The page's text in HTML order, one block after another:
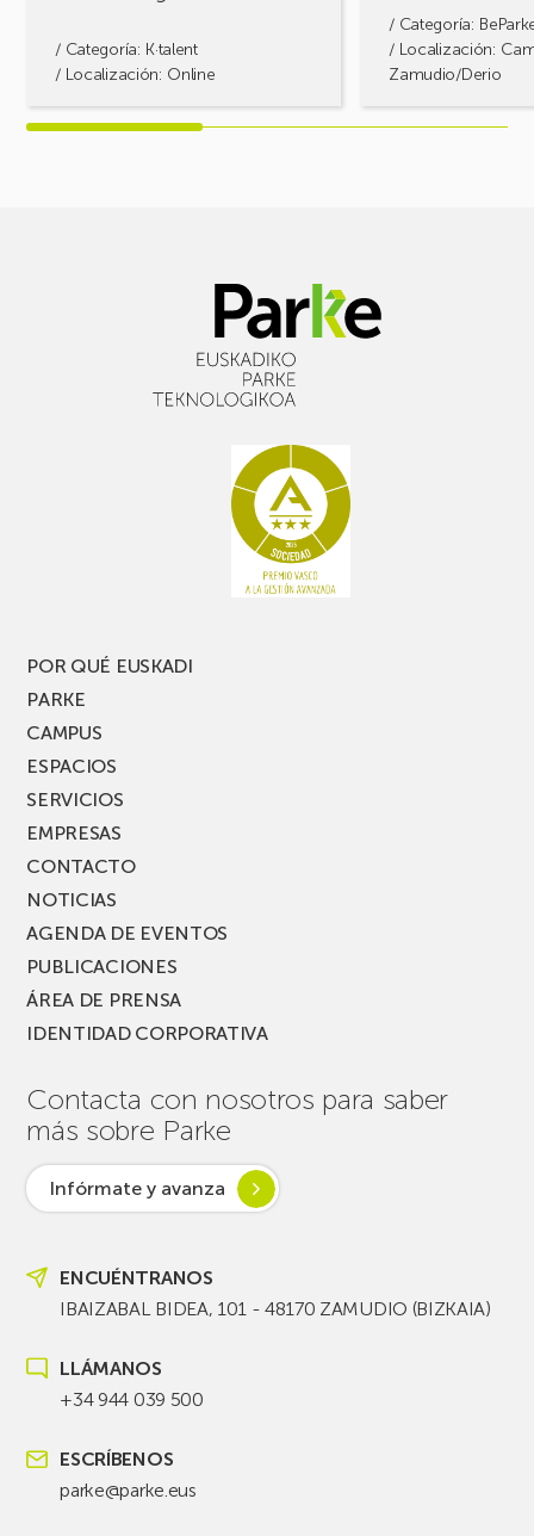
/ Categoría: K·talent
/ Localización: Online
/ Categoría:
/ Localización:
Zamudio/Derio
POR QUÉ EUSKADI
PARKE
CAMPUS
ESPACIOS
SERVICIOS
EMPRESAS
CONTACTO
NOTICIAS
AGENDA DE EVENTOS
PUBLICACIONES
ÁREA DE PRENSA
IDENTIDAD CORPORATIVA
Contacta con nosotros para saber
más sobre Parke
Infórmate y avanza
ENCUÉNTRANOS
IBAIZABAL BIDEA, 101 - 48170 ZAMUDIO (BIZKAIA)
LLÁMANOS
+34 944 039 500
ESCRÍBENOS
parke@parke.eus